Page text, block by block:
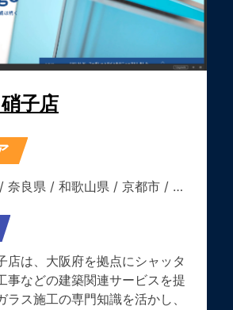
硝子店
/ 奈良県 / 和歌山県 / 京都市 / …
店は、大阪府を拠点にシャッタ
事などの建築関連サービスを提
ラス施工の専門知識を活かし、